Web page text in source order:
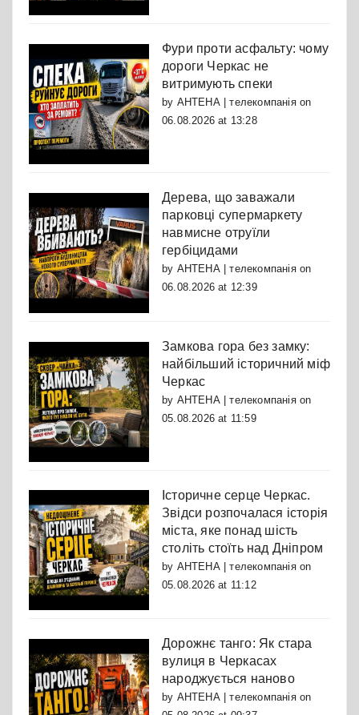
Фури проти асфальту: чому
дороги Черкас не
витримують спеки
by АНТЕНА | телекомпаніяon
06.08.2026 at 13:28
Дерева, що заважали
парковці супермаркету
навмисне отруїли
гербіцидами
by АНТЕНА | телекомпаніяon
06.08.2026 at 12:39
Замкова гора без замку:
найбільший історичний міф
Черкас
by АНТЕНА | телекомпаніяon
05.08.2026 at 11:59
Історичне серце Черкас.
Звідси розпочалася історія
міста, яке понад шість
століть стоїть над Дніпром
by АНТЕНА | телекомпаніяon
05.08.2026 at 11:12
Дорожнє танго: Як стара
вулиця в Черкасах
народжується наново
by АНТЕНА | телекомпаніяon